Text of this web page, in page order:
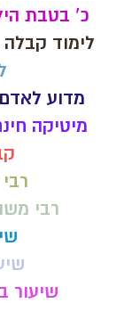
כ' בטבת
לימוד קבלה
מדוע
מיטיקה
רבי
שיעור